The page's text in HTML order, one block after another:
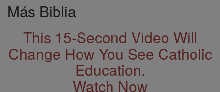
Más Biblia
This 15-Second Video Will
Change How You See Catholic
Education.
Watch Now